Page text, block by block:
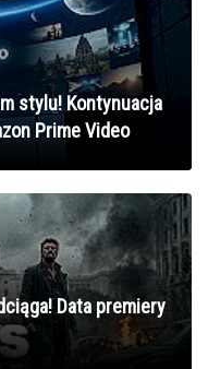
stylu! Kontynuacja
Prime Video
Data premiery